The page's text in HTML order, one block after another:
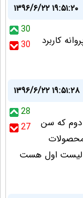
۱۳۹۶/۶/۲۲ ۱۹:۵۱:۲۰
30
30
کاربرد
۱۳۹۶/۶/۲۲ ۱۹:۵۱:۲۸
28
27
دوم که سن
لیست اول هست